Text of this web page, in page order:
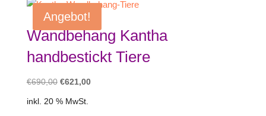
Angebot!
Wandbehang Kantha
handbestickt Tiere
€690,00 Ursprünglicher
€621,00Aktueller
inkl. 20 % MwSt.